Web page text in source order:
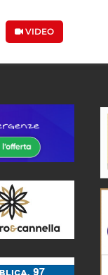
VIDEO